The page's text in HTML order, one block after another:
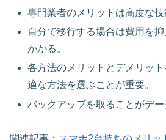
専門業者のメリットは高度な技
自分で移行する場合は費用を
かかる。
各方法のメリットとデメリッ
適な方法を選ぶことが重要。
バックアップを取ることがデー